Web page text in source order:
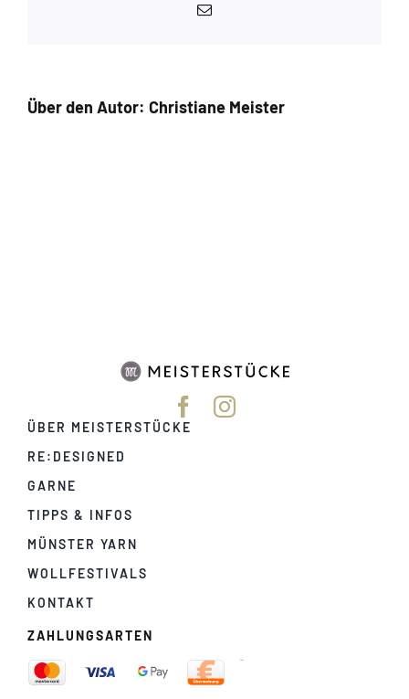
E-
Über den Autor: Christiane Meister
ÜBER MEISTERSTÜCKE
RE:DESIGNED
GARNE
TIPPS & INFOS
MÜNSTER YARN
WOLLFESTIVALS
KONTAKT
ZAHLUNGSARTEN